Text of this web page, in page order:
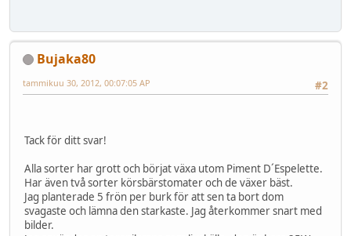
Bujaka80
#2
tammikuu 30, 2012, 00:07:05 AP
Tack för ditt svar!
Alla sorter har grott och börjat växa utom Piment D´Espelette.
Har även två sorter körsbärstomater och de växer bäst.
Jag planterade 5 frön per burk för att sen ta bort dom
svagaste och lämna den starkaste. Jag återkommer snart med
bilder.